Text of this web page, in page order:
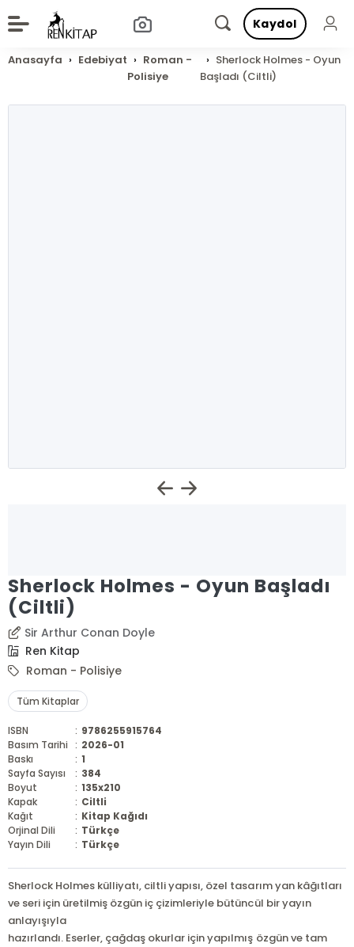
Kaydol
Anasayfa Edebiyat
Roman -
Polisiye
Sherlock Holmes - Oyun
Başladı (Ciltli)
Sherlock Holmes - Oyun Başladı
(Ciltli)
Sir Arthur Conan Doyle
Ren Kitap
Roman - Polisiye
Tüm Kitaplar
ISBN : 9786255915764
Basım Tarihi : 2026-01
Baskı
: 1
Sayfa Sayısı
: 384
Boyut
: 135x210
Kapak
: Ciltli
Kağıt
: Kitap Kağıdı
Orjinal Dili
: Türkçe
Yayın Dili
: Türkçe
Sherlock Holmes külliyatı, ciltli yapısı, özel tasarım yan kâğıtları
ve seri için üretilmiş özgün iç çizimleriyle bütüncül bir yayın
anlayışıyla
hazırlandı. Eserler, çağdaş okurlar için yapılmış özgün ve tam